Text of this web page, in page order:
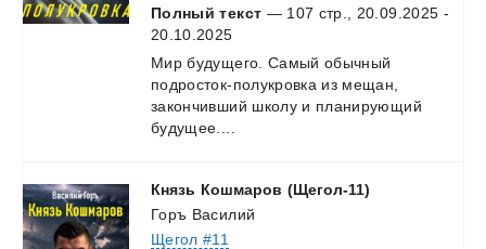
Полный текст — 107 стр., 20.09.2025 -
20.10.2025
Мир будущего. Самый обычный
подросток-полукровка из мещан,
закончивший школу и планирующий
будущее....
Князь Кошмаров (Щегол-11)
Горъ Василий
Щегол #11